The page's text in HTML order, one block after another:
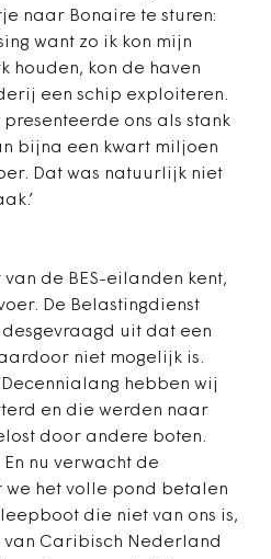
naar Bonaire te sturen:
want zo ik kon mijn
houden, kon de haven
een schip exploiteren.
ons als stank
bijna een kwart miljoen
Dat was natuurlijk niet
de BES-eilanden kent,
De Belastingdienst
uit dat een
niet mogelijk is.
hebben wij
en die werden naar
door andere boten.
nu verwacht de
we het volle pond betalen
die niet van ons is,
van Caribisch Nederland